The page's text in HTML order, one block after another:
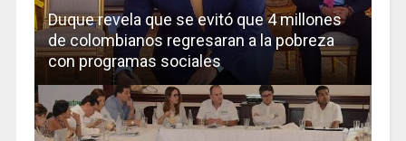
Duque revela que se evitó que 4 millones
de colombianos regresaran a la pobreza
con programas sociales